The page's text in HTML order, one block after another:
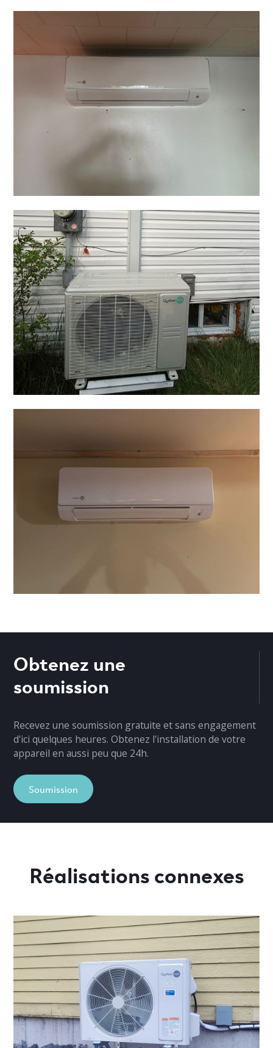
Obtenez une
soumission
Recevez une soumission gratuite et sans engagement
d'ici quelques heures. Obtenez l'installation de votre
appareil en aussi peu que 24h.
Soumission
Réalisations connexes